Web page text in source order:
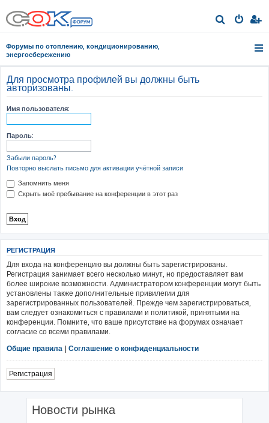
о
Форумы по отоплению, кондиционированию,
энергосбережению
Для просмотра профилей вы должны быть
авторизованы.
Имя пользователя:
Пароль:
Забыли пароль?
Повторно выслать письмо для активации учётной записи
Запомнить меня
Скрыть моё пребывание на конференции в этот раз
РЕГИСТРАЦИЯ
Для входа на конференцию вы должны быть зарегистрированы.
Регистрация занимает всего несколько минут, но предоставляет вам
более широкие возможности. Администратором конференции могут быть
установлены также дополнительные привилегии для
зарегистрированных пользователей. Прежде чем зарегистрироваться,
вам следует ознакомиться с правилами и политикой, принятыми на
конференции. Помните, что ваше присутствие на форумах означает
согласие со всеми правилами.
Общие правила | Соглашение о конфиденциальности
Регистрация
Новости рынка